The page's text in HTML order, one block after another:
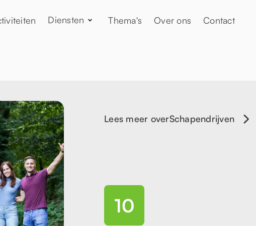
Diensten Thema's Over ons Contact
Lees meer overSchapendrijven
10